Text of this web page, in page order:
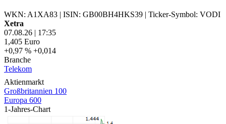
WKN: A1XA83 | ISIN: GB00BH4HKS39 | Ticker-Symbol: VODI
Xetra
07.08.26 | 17:35
1,405 Euro
+0,97 % +0,014
Branche
Telekom
Aktienmarkt
Großbritannien 100
Europa 600
1-Jahres-Chart